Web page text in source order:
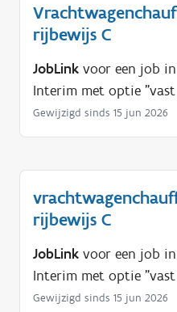
rijbewijs C
JobLink voor een job in
Interim met optie
Gewijzigd sinds 15 jun 2026
rijbewijs C
JobLink voor een job in
Interim met optie
Gewijzigd sinds 15 jun 2026